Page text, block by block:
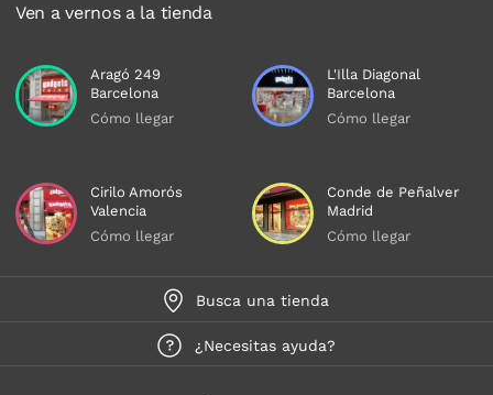
Ven a vernos a la tienda
Aragó 249
Barcelona
Cómo llegar
L'Illa Diagonal
Barcelona
Cómo llegar
Cirilo Amorós
Valencia
Cómo llegar
Conde de Peñalver
Madrid
Cómo llegar
Busca una tienda
¿Necesitas ayuda?